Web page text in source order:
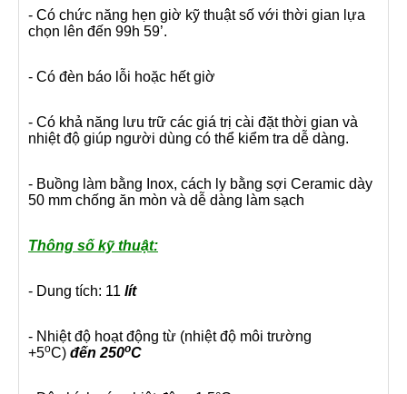
- Có chức năng hẹn giờ kỹ thuật số với thời gian lựa
chọn lên đến 99h 59’.
- Có đèn báo lỗi hoặc hết giờ
- Có khả năng lưu trữ các giá trị cài đặt thời gian và
nhiệt độ giúp người dùng có thể kiểm tra dễ dàng.
- Buồng làm bằng Inox, cách ly bằng sợi Ceramic dày
50 mm chống ăn mòn và dễ dàng làm sạch
Thông số kỹ thuật:
- Dung tích: 11 lít
- Nhiệt độ hoạt động từ (nhiệt độ môi trường
+5oC) đến 250oC